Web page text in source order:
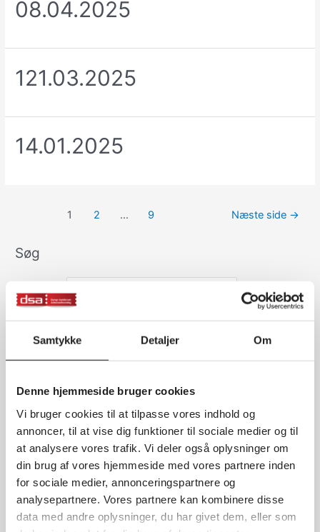
Samtykke Detaljer Om
Denne hjemmeside bruger cookies
Vi bruger cookies til at tilpasse vores indhold og
annoncer, til at vise dig funktioner til sociale medier og til
at analysere vores trafik. Vi deler også oplysninger om
din brug af vores hjemmeside med vores partnere inden
for sociale medier, annonceringspartnere og
analysepartnere. Vores partnere kan kombinere disse
data med andre oplysninger, du har givet dem, eller som
08.04.2025
121.03.2025
14.01.2025
Indlægsinddeling
1 2 … 9 Næste side →
Søg
Search for:
Seneste indlæg
Nyhedsbrev Juni 2026
Nyhedsbrev April 2026
Nyhedsbrev Marts 2026
Nyhedsbrev Februar 2026
Generalforsamling 2026 i DSA